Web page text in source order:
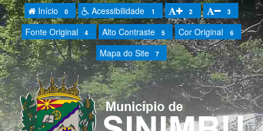
Início 0 Acessibilidade 1 2 3
Fonte Original 4 Alto Contraste 5 Cor Original 6
Mapa do Site 7